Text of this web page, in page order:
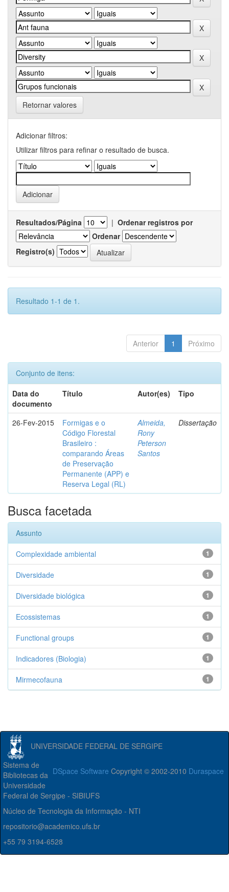
Retornar valores
Adicionar filtros:
Utilizar filtros para refinar o resultado de busca.
Resultados/Página | Ordenar registros por
Ordenar
Registro(s)
Resultado 1-1 de 1.
Anterior 1 Próximo
Conjunto de itens:
Data do
documento
Título Autor(es) Tipo
26-Fev-2015
Formigas e o
Código Florestal
Brasileiro :
comparando Áreas
de Preservação
Permanente (APP) e
Reserva Legal (RL)
Almeida,
Rony
Peterson
Santos
Dissertação
Busca facetada
Assunto
1
Complexidade ambiental
1
Diversidade
1
Diversidade biológica
1
Ecossistemas
1
Functional groups
1
Indicadores (Biologia)
1
Mirmecofauna
UNIVERSIDADE FEDERAL DE SERGIPE
DSpace Software Copyright © 2002-2010 Duraspace
Sistema de
Bibliotecas da
Universidade
Federal de Sergipe - SIBIUFS
Núcleo de Tecnologia da Informação - NTI
repositorio@academico.ufs.br
+55 79 3194-6528